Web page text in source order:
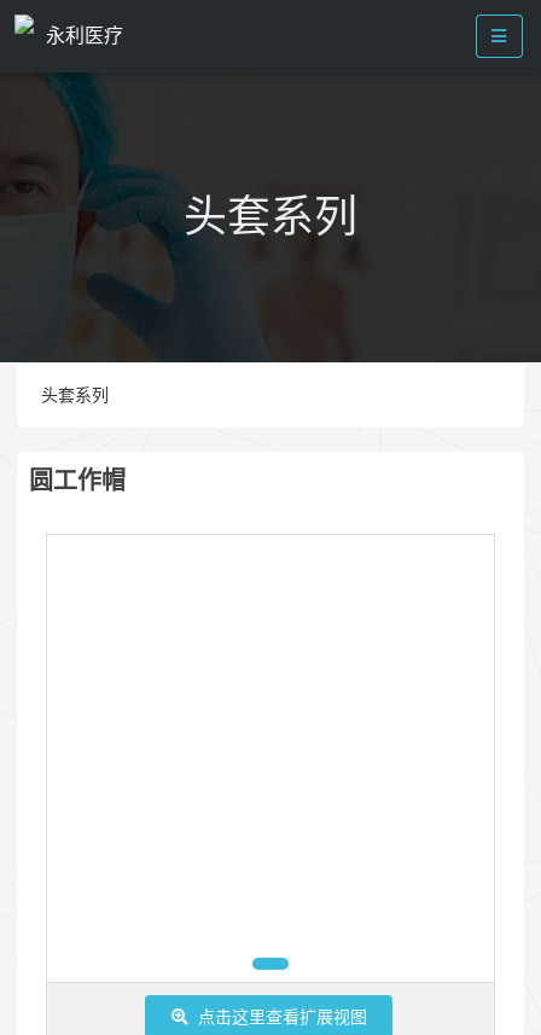
永利医疗
头套系列
头套系列
圆工作帽
点击这里查看扩展视图